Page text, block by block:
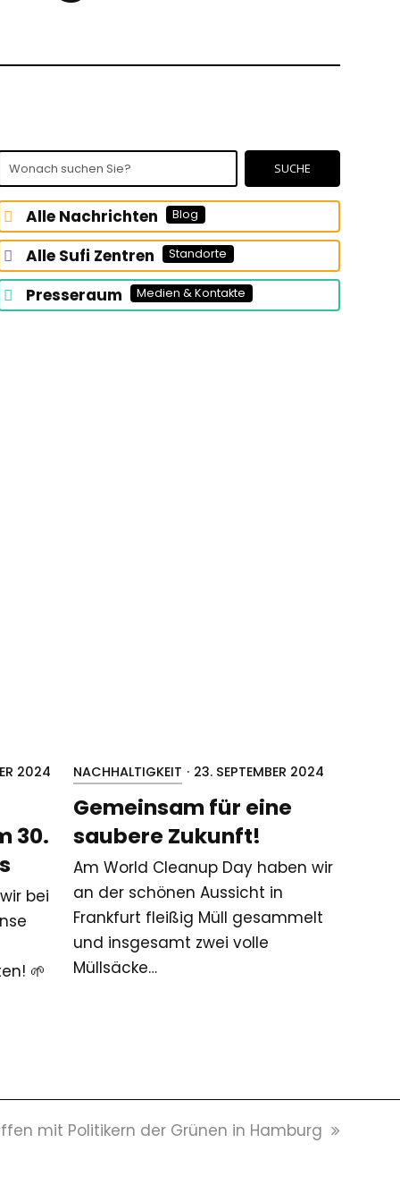
Wonach
suchen
Sie?
SUCHE
Alle Nachrichten Blog
Alle Sufi Zentren Standorte
Presseraum Medien & Kontakte
2024
30.
bei
🌱
NACHHALTIGKEIT · 23. SEPTEMBER 2024
Gemeinsam für eine
saubere Zukunft!
Am World Cleanup Day haben wir
an der schönen Aussicht in
Frankfurt fleißig Müll gesammelt
und insgesamt zwei volle
Müllsäcke…
mit Politikern der Grünen in Hamburg